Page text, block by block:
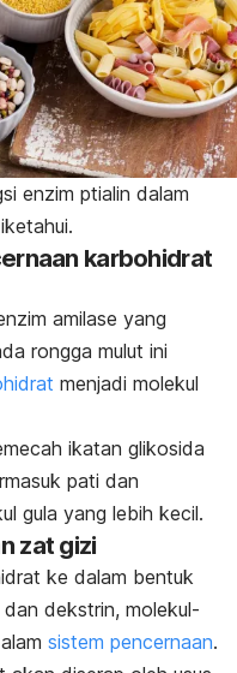
enzim ptialin dalam
karbohidrat
amilase yang
rongga mulut ini
menjadi molekul
ikatan glikosida
pati dan
gula yang lebih kecil.
zat gizi
ke dalam bentuk
dekstrin, molekul-
sistem pencernaan.